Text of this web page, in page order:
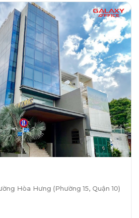
Hòa Hưng (Phường 15, Quận 10)